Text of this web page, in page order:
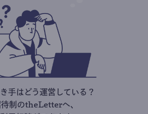
手はどう運営している？
制のtheLetterへ、